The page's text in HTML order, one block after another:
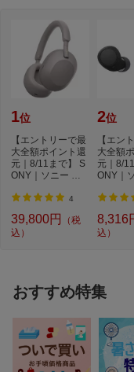
1位
【エントリーで最
大全額ポイント還
元｜8/11まで】 S
ONY｜ソニー ブ
ド...
4
39,800円
（税
込）
2位
【エン
大全額
元｜8/
ONY｜
ホ...
8,316
込）
おすすめ特集